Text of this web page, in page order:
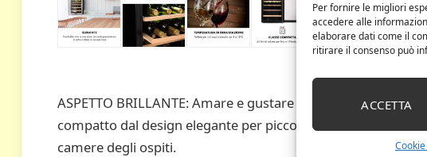
Per fornire le migliori
accedere alle
elaborare dati come il
ritirare il consenso può
ACCETTA
ASPETTO BRILLANTE: Amare e gustare il vino: Il frigo per
compatto dal design elegante per piccole forniture di vino a
camere degli ospiti.